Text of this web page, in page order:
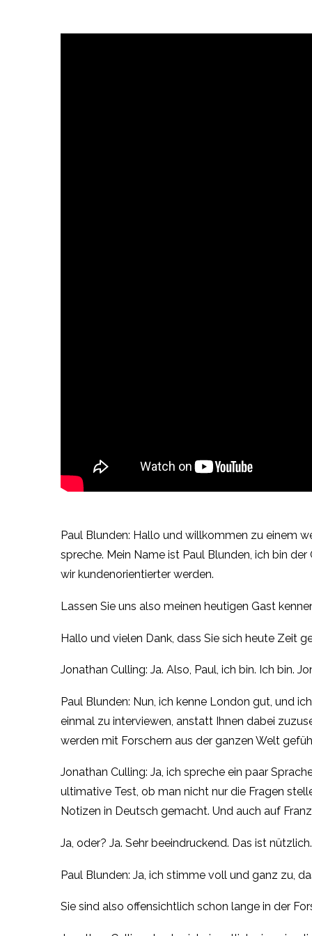
Paul Blunden: Hallo und willkommen zu einem
spreche. Mein Name ist Paul Blunden, ich bin
wir kundenorientierter werden.
Lassen Sie uns also meinen heutigen Gast
Hallo und vielen Dank, dass Sie sich heute Zeit
Jonathan Culling: Ja. Also, Paul, ich bin. Ich bin.
Paul Blunden: Nun, ich kenne London gut, und
einmal zu interviewen, anstatt Ihnen dabei
werden mit Forschern aus der ganzen Welt
Jonathan Culling: Ja, ich spreche ein paar
ultimative Test, ob man nicht nur die Fragen
Notizen in Deutsch gemacht. Und auch auf
Ja, oder? Ja. Sehr beeindruckend. Das ist
Paul Blunden: Ja, ich stimme voll und ganz zu,
Sie sind also offensichtlich schon lange in der